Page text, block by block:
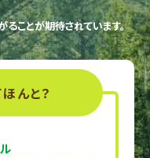
ことが期待されています。
んと？